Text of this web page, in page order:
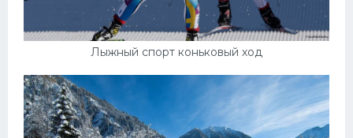
Лыжный спорт коньковый ход